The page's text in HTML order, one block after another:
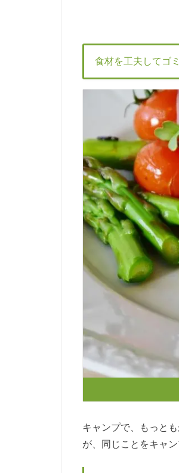
食材を工夫してゴ
キャンプで、もっと
が、同じことをキャ